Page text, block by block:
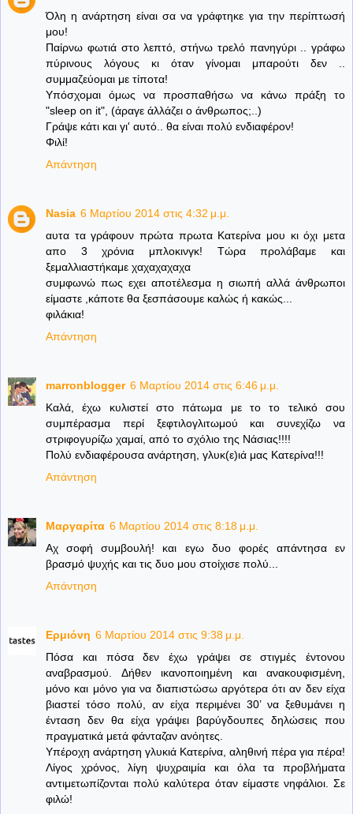
Όλη η ανάρτηση είναι σα να γράφτηκε για την περίπτωσή
μου!
Παίρνω φωτιά στο λεπτό, στήνω τρελό πανηγύρι .. γράφω
πύρινους λόγους κι όταν γίνομαι μπαρούτι δεν ..
συμμαζεύομαι με τίποτα!
Υπόσχομαι όμως να προσπαθήσω να κάνω πράξη το
"sleep on it", (άραγε άλλάζει ο άνθρωπος;..)
Γράψε κάτι και γι' αυτό.. θα είναι πολύ ενδιαφέρον!
Φιλί!
Απάντηση
Nasia 6 Μαρτίου 2014 στις 4:32 μ.μ.
αυτα τα γράφουν πρώτα πρωτα Κατερίνα μου κι όχι μετα
απο 3 χρόνια μπλοκινγκ! Τώρα προλάβαμε και
ξεμαλλιαστήκαμε χαχαχαχαχα
συμφωνώ πως εχει αποτέλεσμα η σιωπή αλλά άνθρωποι
είμαστε ,κάποτε θα ξεσπάσουμε καλώς ή κακώς...
φιλάκια!
Απάντηση
marronblogger 6 Μαρτίου 2014 στις 6:46 μ.μ.
Καλά, έχω κυλιστεί στο πάτωμα με το το τελικό σου
συμπέρασμα περί ξεφτιλογλιτωμού και συνεχίζω να
στριφογυρίζω χαμαί, από το σχόλιο της Νάσιας!!!!
Πολύ ενδιαφέρουσα ανάρτηση, γλυκ(ε)ιά μας Κατερίνα!!!
Απάντηση
Μαργαρίτα 6 Μαρτίου 2014 στις 8:18 μ.μ.
Αχ σοφή συμβουλή! και εγω δυο φορές απάντησα εν
βρασμό ψυχής και τις δυο μου στοίχισε πολύ...
Απάντηση
Ερμιόνη 6 Μαρτίου 2014 στις 9:38 μ.μ.
Πόσα και πόσα δεν έχω γράψει σε στιγμές έντονου
αναβρασμού. Δήθεν ικανοποιημένη και ανακουφισμένη,
μόνο και μόνο για να διαπιστώσω αργότερα ότι αν δεν είχα
βιαστεί τόσο πολύ, αν είχα περιμένει 30’ να ξεθυμάνει η
ένταση δεν θα είχα γράψει βαρύγδουπες δηλώσεις που
πραγματικά μετά φάνταζαν ανόητες.
Υπέροχη ανάρτηση γλυκιά Κατερίνα, αληθινή πέρα για πέρα!
Λίγος χρόνος, λίγη ψυχραιμία και όλα τα προβλήματα
αντιμετωπίζονται πολύ καλύτερα όταν είμαστε νηφάλιοι. Σε
φιλώ!